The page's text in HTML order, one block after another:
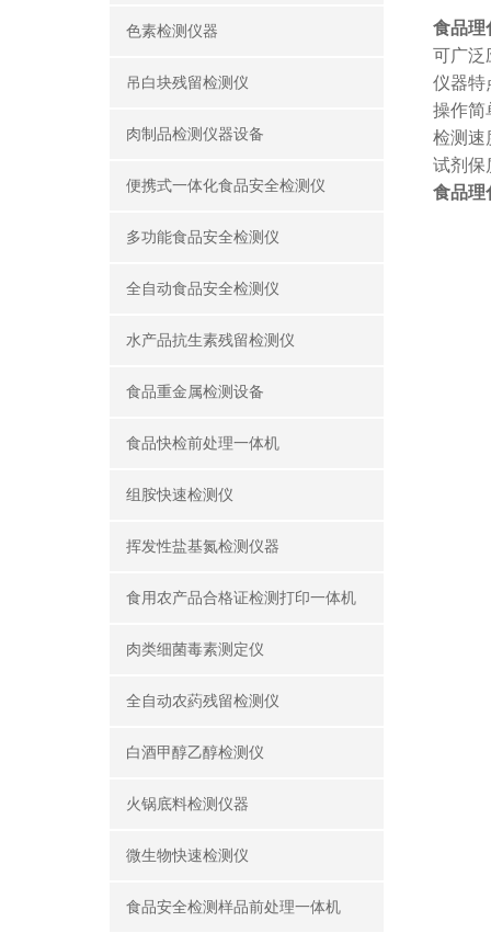
色素检测仪器
吊白块残留检测仪
肉制品检测仪器设备
便携式一体化食品安全检测仪
多功能食品安全检测仪
全自动食品安全检测仪
水产品抗生素残留检测仪
食品重金属检测设备
食品快检前处理一体机
组胺快速检测仪
挥发性盐基氮检测仪器
食用农产品合格证检测打印一体机
肉类细菌毒素测定仪
全自动农葯残留检测仪
白酒甲醇乙醇检测仪
火锅底料检测仪器
微生物快速检测仪
食品安全检测样品前处理一体机
食品理
可广泛
仪器特
操作简
检测速
试剂保
食品理